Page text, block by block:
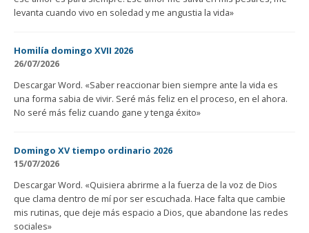
levanta cuando vivo en soledad y me angustia la vida»
Homilía domingo XVII 2026
26/07/2026
Descargar Word. «Saber reaccionar bien siempre ante la vida es
una forma sabia de vivir. Seré más feliz en el proceso, en el ahora.
No seré más feliz cuando gane y tenga éxito»
Domingo XV tiempo ordinario 2026
15/07/2026
Descargar Word. «Quisiera abrirme a la fuerza de la voz de Dios
que clama dentro de mí por ser escuchada. Hace falta que cambie
mis rutinas, que deje más espacio a Dios, que abandone las redes
sociales»